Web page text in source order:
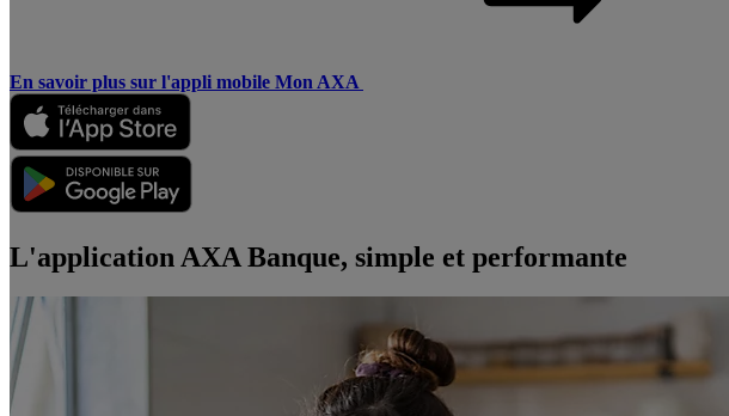
En savoir plus sur l'appli mobile Mon AXA
L'application AXA Banque, simple et performante